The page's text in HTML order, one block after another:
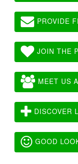
PROVIDE
JOIN THE
MEET US
DISCOVER
GOOD